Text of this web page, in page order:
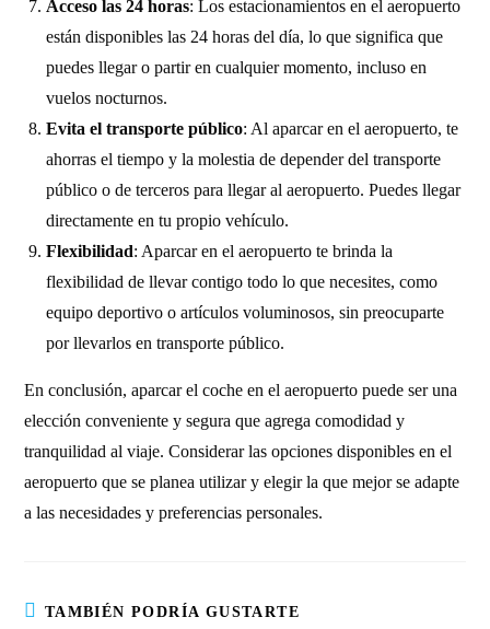
Acceso las 24 horas: Los estacionamientos en el aeropuerto
están disponibles las 24 horas del día, lo que significa que
puedes llegar o partir en cualquier momento, incluso en
vuelos nocturnos.
Evita el transporte público: Al aparcar en el aeropuerto, te
ahorras el tiempo y la molestia de depender del transporte
público o de terceros para llegar al aeropuerto. Puedes llegar
directamente en tu propio vehículo.
Flexibilidad: Aparcar en el aeropuerto te brinda la
flexibilidad de llevar contigo todo lo que necesites, como
equipo deportivo o artículos voluminosos, sin preocuparte
por llevarlos en transporte público.
En conclusión, aparcar el coche en el aeropuerto puede ser una
elección conveniente y segura que agrega comodidad y
tranquilidad al viaje. Considerar las opciones disponibles en el
aeropuerto que se planea utilizar y elegir la que mejor se adapte
a las necesidades y preferencias personales.
TAMBIÉN PODRÍA GUSTARTE